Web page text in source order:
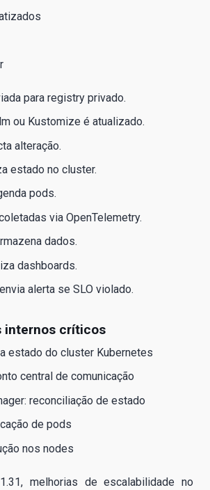
para registry privado.
ou Kustomize é atualizado.
alteração.
estado no cluster.
pods.
via OpenTelemetry.
dados.
dashboards.
alerta se SLO violado.
internos críticos
estado do cluster Kubernetes
central de comunicação
reconciliação de estado
de pods
nos nodes
melhorias de escalabilidade no